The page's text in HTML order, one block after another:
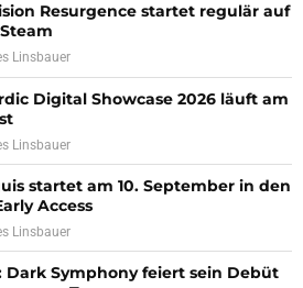
Resurgence startet regulär auf
Linsbauer
Digital Showcase 2026 läuft am
Linsbauer
startet am 10. September in den
Access
Linsbauer
Dark Symphony feiert sein Debüt